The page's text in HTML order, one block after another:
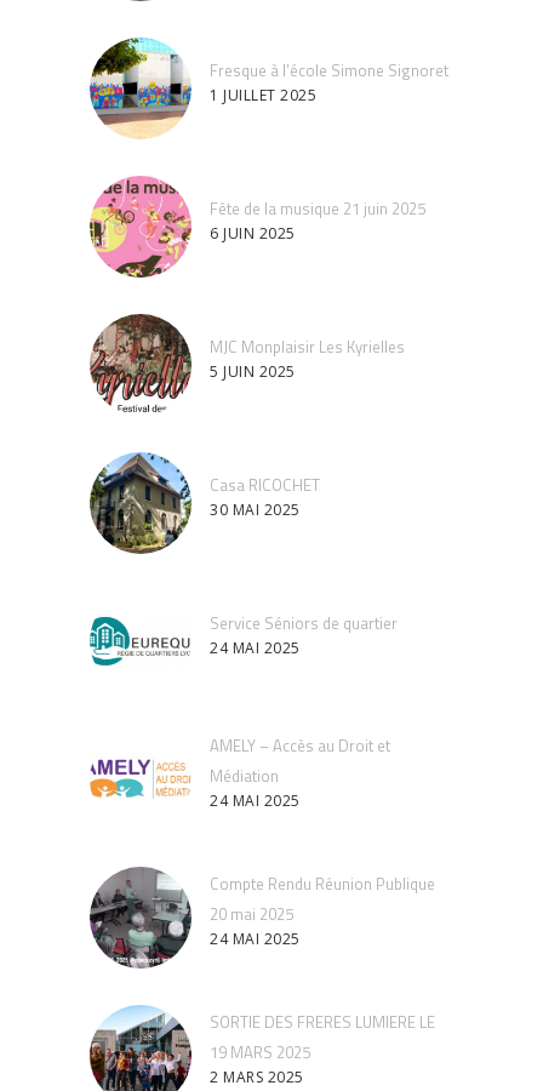
Fresque à l’école Simone Signoret
1 JUILLET 2025
Fête de la musique 21 juin 2025
6 JUIN 2025
MJC Monplaisir Les Kyrielles
5 JUIN 2025
Casa RICOCHET
30 MAI 2025
Service Séniors de quartier
24 MAI 2025
AMELY – Accès au Droit et
Médiation
24 MAI 2025
Compte Rendu Réunion Publique
20 mai 2025
24 MAI 2025
SORTIE DES FRERES LUMIERE LE
19 MARS 2025
2 MARS 2025